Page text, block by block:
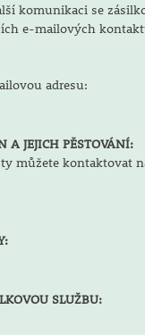
komunikaci se
e-mailových
adresu:
A JEJICH PĚSTOVÁNÍ:
můžete kontaktovat
SLUŽBU: